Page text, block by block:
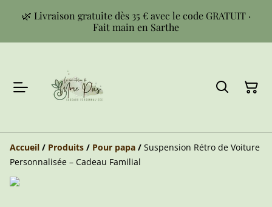
🌿 Livraison gratuite dès 35 € avec le code GRATUIT ·
Fait main en Sarthe
Accueil / Produits / Pour papa / Suspension Rétro de Voiture
Personnalisée – Cadeau Familial